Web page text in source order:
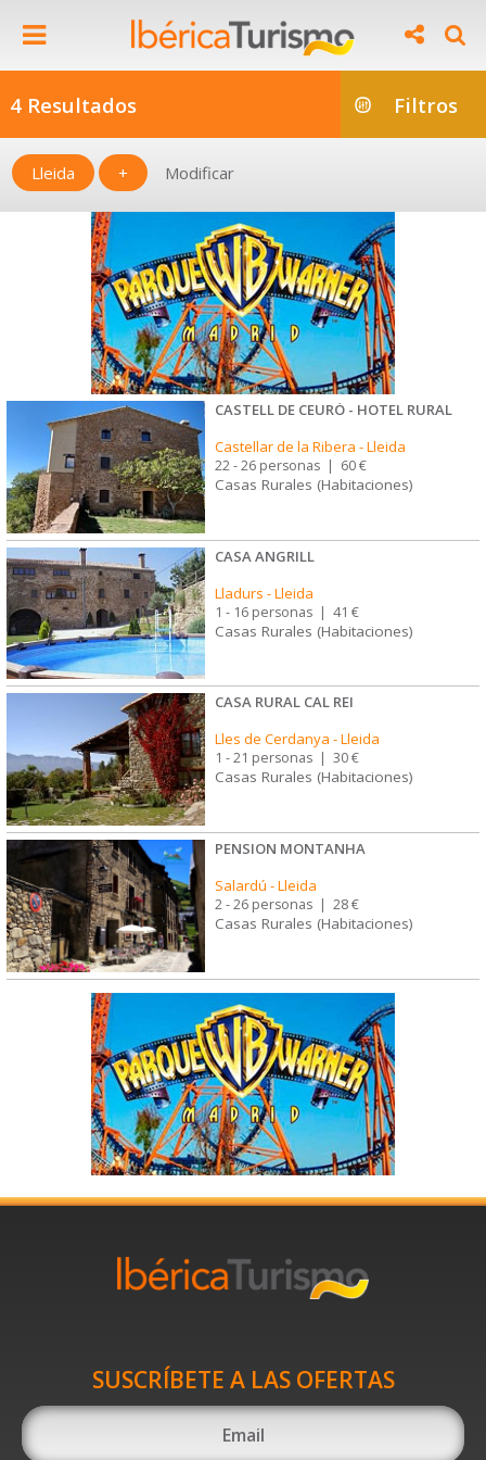
4 Resultados Filtros
Lleida + Modificar
CASTELL DE CEURÓ - HOTEL RURAL
Castellar de la Ribera -Lleida
22 - 26 personas | 60 €
Casas Rurales (Habitaciones)
CASA ANGRILL
Lladurs -Lleida
1 - 16 personas | 41 €
Casas Rurales (Habitaciones)
CASA RURAL CAL REI
Lles de Cerdanya -Lleida
1 - 21 personas 30 €
Casas Rurales (Habitaciones)
PENSION MONTANHA
Salardú -Lleida
2 - 26 personas | 28 €
Casas Rurales (Habitaciones)
SUSCRÍBETE A LAS OFERTAS